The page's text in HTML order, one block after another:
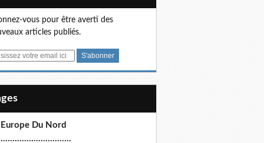
vous pour être averti des
articles publiés.
Du Nord